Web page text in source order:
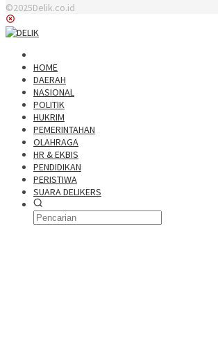
©2025Delik.co.id
HOME
DAERAH
NASIONAL
POLITIK
HUKRIM
PEMERINTAHAN
OLAHRAGA
HR & EKBIS
PENDIDIKAN
PERISTIWA
SUARA DELIKERS